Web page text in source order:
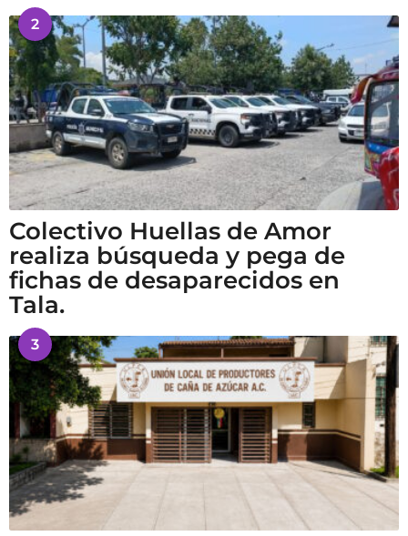
2
Colectivo Huellas de Amor
realiza búsqueda y pega de
fichas de desaparecidos en
Tala.
3